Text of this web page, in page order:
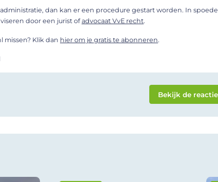
dan kan er een procedure gestart worden. In
door een jurist ofadvocaat VvE recht.
missen? Klik dan hier om je gratis te abonneren.
Bekijk de